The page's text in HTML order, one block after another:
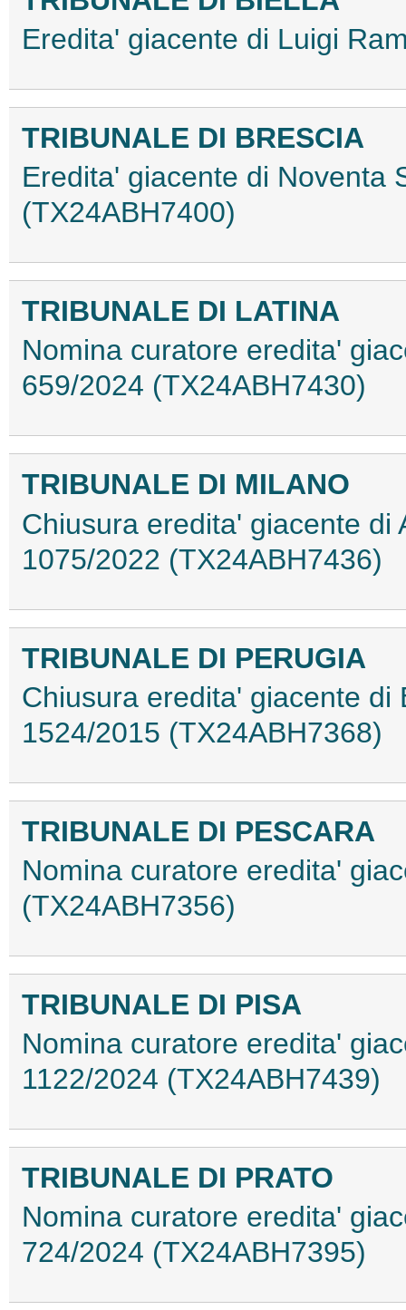
Eredita' giacente di Luigi
TRIBUNALE DI BRESCIA
Eredita' giacente di Noventa
(TX24ABH7400)
TRIBUNALE DI LATINA
Nomina curatore eredita'
659/2024 (TX24ABH7430)
TRIBUNALE DI MILANO
Chiusura eredita' giacente di
1075/2022 (TX24ABH7436)
TRIBUNALE DI PERUGIA
Chiusura eredita' giacente di
1524/2015 (TX24ABH7368)
TRIBUNALE DI PESCARA
Nomina curatore eredita'
(TX24ABH7356)
TRIBUNALE DI PISA
Nomina curatore eredita'
1122/2024 (TX24ABH7439)
TRIBUNALE DI PRATO
Nomina curatore eredita'
724/2024 (TX24ABH7395)